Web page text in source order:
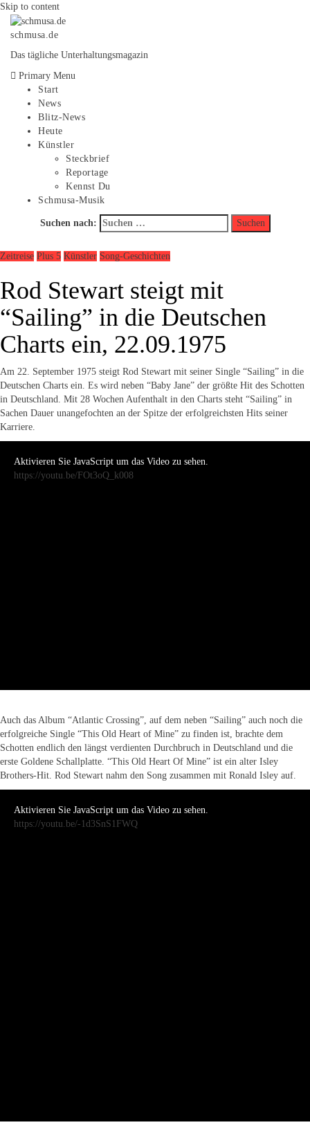
Skip to content
schmusa.de
Das tägliche Unterhaltungsmagazin
Primary Menu
Start
News
Blitz-News
Heute
Künstler
Steckbrief
Reportage
Kennst Du
Schmusa-Musik
Suchen nach:
Zeitreise Plus 5 Künstler Song-Geschichten
Rod Stewart steigt mit
“Sailing” in die Deutschen
Charts ein, 22.09.1975
Am 22. September 1975 steigt Rod Stewart mit seiner Single “Sailing” in die
Deutschen Charts ein. Es wird neben “Baby Jane” der größte Hit des Schotten
in Deutschland. Mit 28 Wochen Aufenthalt in den Charts steht “Sailing” in
Sachen Dauer unangefochten an der Spitze der erfolgreichsten Hits seiner
Karriere.
Aktivieren Sie JavaScript um das Video zu sehen.
https://youtu.be/FOt3oQ_k008
Auch das Album “Atlantic Crossing”, auf dem neben “Sailing” auch noch die
erfolgreiche Single “This Old Heart of Mine” zu finden ist, brachte dem
Schotten endlich den längst verdienten Durchbruch in Deutschland und die
erste Goldene Schallplatte. “This Old Heart Of Mine” ist ein alter Isley
Brothers-Hit. Rod Stewart nahm den Song zusammen mit Ronald Isley auf.
Aktivieren Sie JavaScript um das Video zu sehen.
https://youtu.be/-1d3SnS1FWQ